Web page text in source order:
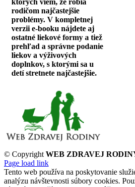
ktorých viem, že robia
rodičom najčastejšie
problémy. V kompletnej
verzii e-booku nájdete aj
ostatné liekové formy a tiež
prehľad a správne podanie
liekov a výživových
doplnkov, s ktorými sa u
detí stretnete najčastejšie.
© CopyrightWEB ZDRAVEJ
Page load link
Tento web používa na poskytovanie
analýzu návštevnosti súbory cookies.